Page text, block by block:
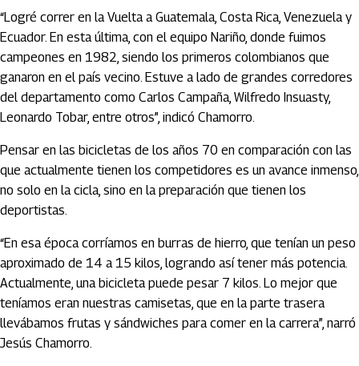
“Logré correr en la Vuelta a Guatemala, Costa Rica, Venezuela y
Ecuador. En esta última, con el equipo Nariño, donde fuimos
campeones en 1982, siendo los primeros colombianos que
ganaron en el país vecino. Estuve a lado de grandes corredores
del departamento como Carlos Campaña, Wilfredo Insuasty,
Leonardo Tobar, entre otros”, indicó Chamorro.
Pensar en las bicicletas de los años 70 en comparación con las
que actualmente tienen los competidores es un avance inmenso,
no solo en la cicla, sino en la preparación que tienen los
deportistas.
“En esa época corríamos en burras de hierro, que tenían un peso
aproximado de 14 a 15 kilos, logrando así tener más potencia.
Actualmente, una bicicleta puede pesar 7 kilos. Lo mejor que
teníamos eran nuestras camisetas, que en la parte trasera
llevábamos frutas y sándwiches para comer en la carrera”, narró
Jesús Chamorro.